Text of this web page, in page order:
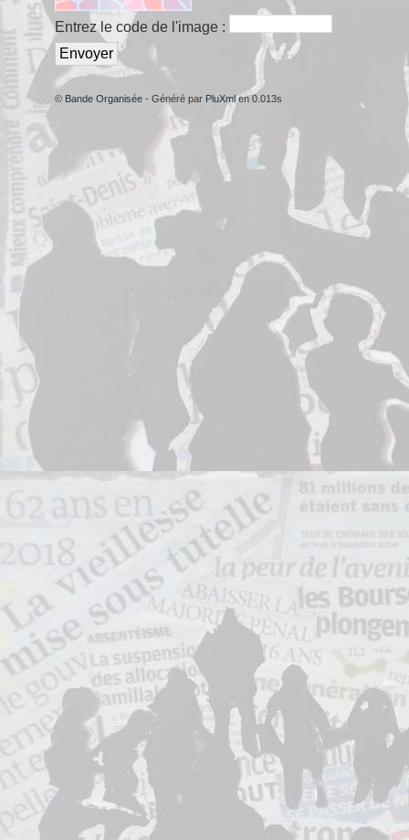
Entrez le code de l'image :
© Bande Organisée - Généré par PluXmlen 0.013s